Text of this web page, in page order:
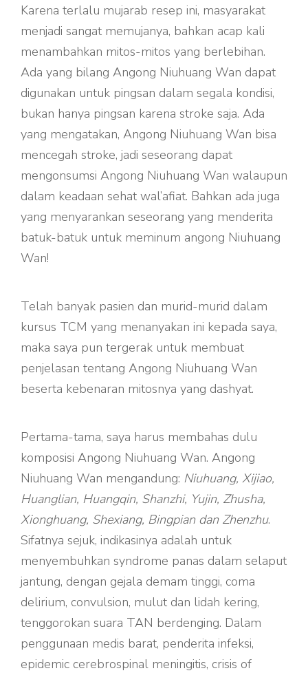
Karena terlalu mujarab resep ini, masyarakat
menjadi sangat memujanya, bahkan acap kali
menambahkan mitos-mitos yang berlebihan.
Ada yang bilang Angong Niuhuang Wan dapat
digunakan untuk pingsan dalam segala kondisi,
bukan hanya pingsan karena stroke saja. Ada
yang mengatakan, Angong Niuhuang Wan bisa
mencegah stroke, jadi seseorang dapat
mengonsumsi Angong Niuhuang Wan walaupun
dalam keadaan sehat wal’afiat. Bahkan ada juga
yang menyarankan seseorang yang menderita
batuk-batuk untuk meminum angong Niuhuang
Wan!
Telah banyak pasien dan murid-murid dalam
kursus TCM yang menanyakan ini kepada saya,
maka saya pun tergerak untuk membuat
penjelasan tentang Angong Niuhuang Wan
beserta kebenaran mitosnya yang dashyat.
Pertama-tama, saya harus membahas dulu
komposisi Angong Niuhuang Wan. Angong
Niuhuang Wan mengandung: Niuhuang, Xijiao,
Huanglian, Huangqin, Shanzhi, Yujin, Zhusha,
Xionghuang, Shexiang, Bingpian dan Zhenzhu.
Sifatnya sejuk, indikasinya adalah untuk
menyembuhkan syndrome panas dalam selaput
jantung, dengan gejala demam tinggi, coma
delirium, convulsion, mulut dan lidah kering,
tenggorokan suara TAN berdenging. Dalam
penggunaan medis barat, penderita infeksi,
epidemic cerebrospinal meningitis, crisis of